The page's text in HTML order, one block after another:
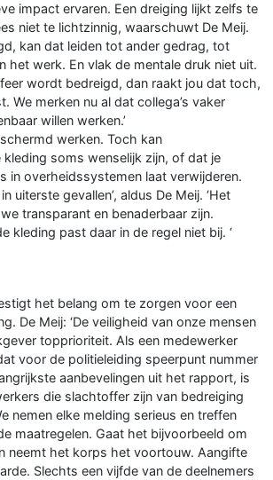
impact ervaren. Een dreiging lijkt zelfs te
niet te lichtzinnig, waarschuwt De Meij.
kan dat leiden tot ander gedrag, tot
het werk. En vlak de mentale druk niet uit.
wordt bedreigd, dan raakt jou dat toch,
We merken nu al dat collega’s vaker
willen werken.’
werken. Toch kan
soms wenselijk zijn, of dat je
in overheidssystemen laat verwijderen.
uiterste gevallen’, aldus De Meij. ‘Het
transparant en benaderbaar zijn.
kleding past daar in de regel niet bij. ‘
het belang om te zorgen voor een
De Meij: ‘De veiligheid van onze mensen
topprioriteit. Als een medewerker
voor de politieleiding speerpunt nummer
aanbevelingen uit het rapport, is
die slachtoffer zijn van bedreiging
nemen elke melding serieus en treffen
maatregelen. Gaat het bijvoorbeeld om
neemt het korps het voortouw. Aangifte
Slechts een vijfde van de deelnemers